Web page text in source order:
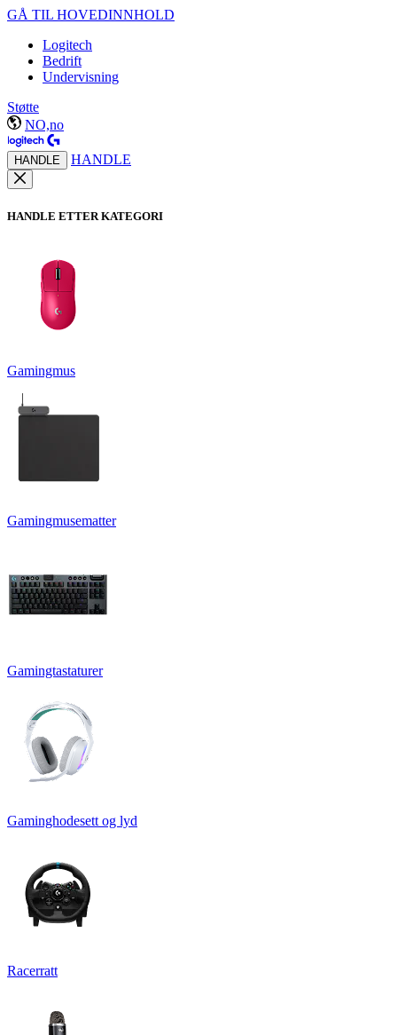
GÅ TIL HOVEDINNHOLD
Logitech
Bedrift
Undervisning
Støtte
NO,no
HANDLE HANDLE
HANDLE ETTER KATEGORI
Gamingmus
Gamingmusematter
Gamingtastaturer
Gaminghodesett og lyd
Racerratt